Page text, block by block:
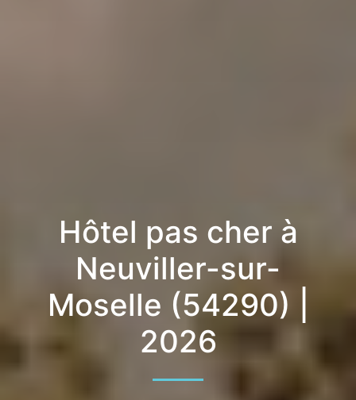
Hôtel pas cher à
Neuviller-sur-
Moselle (54290) |
2026